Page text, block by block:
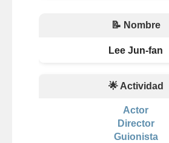
📝 Nombre
Lee Jun-fan
🌟 Actividad
Actor
Director
Guionista